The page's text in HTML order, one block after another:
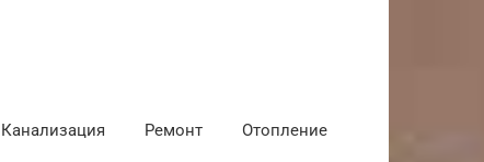
Канализация Ремонт Отопление